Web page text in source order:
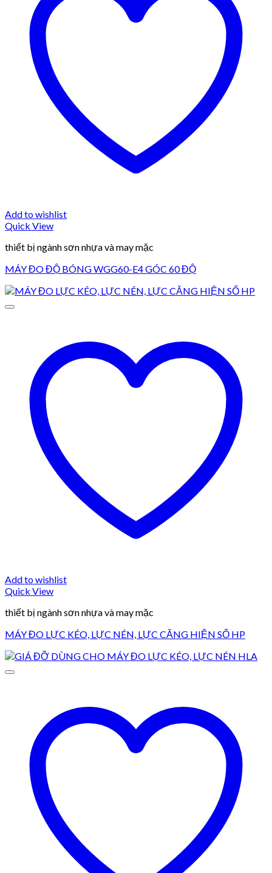
Add to wishlist
Quick View
thiết bị ngành sơn nhựa và may mặc
MÁY ĐO ĐỘ BÓNG WGG60-E4 GÓC 60 ĐỘ
Add to wishlist
Quick View
thiết bị ngành sơn nhựa và may mặc
MÁY ĐO LỰC KÉO, LỰC NÉN, LỰC CĂNG HIỆN SỐ HP